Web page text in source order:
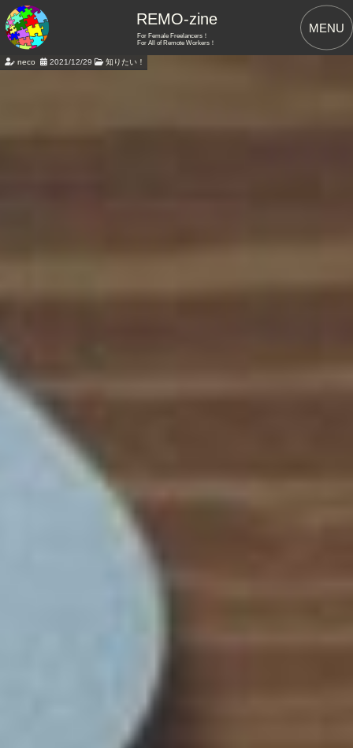
REMO-zine
For Female Freelancers！
For All of Remote Workers！
MENU
neco 2021/12/29 知りたい！